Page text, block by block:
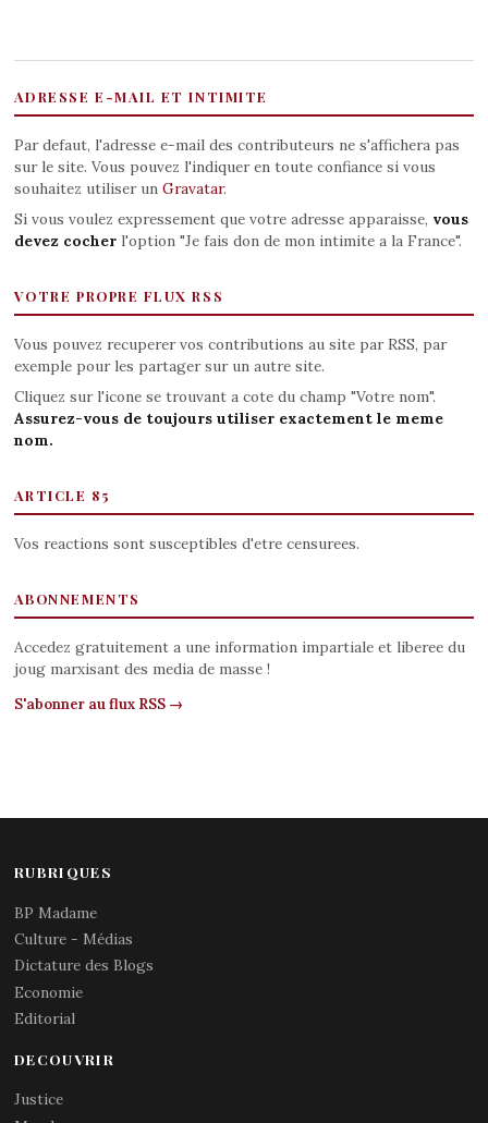
ADRESSE E-MAIL ET INTIMITE
Par defaut, l'adresse e-mail des contributeurs ne s'affichera pas
sur le site. Vous pouvez l'indiquer en toute confiance si vous
souhaitez utiliser un Gravatar.
Si vous voulez expressement que votre adresse apparaisse, vous
devez cocherl'option "Je fais don de mon intimite a la France".
VOTRE PROPRE FLUX RSS
Vous pouvez recuperer vos contributions au site par RSS, par
exemple pour les partager sur un autre site.
Cliquez sur l'icone se trouvant a cote du champ "Votre nom".
Assurez-vous de toujours utiliser exactement le meme
nom.
ARTICLE 85
Vos reactions sont susceptibles d'etre censurees.
ABONNEMENTS
Accedez gratuitement a une information impartiale et liberee du
joug marxisant des media de masse !
S'abonner au flux RSS →
RUBRIQUES
BP Madame
Culture - Médias
Dictature des Blogs
Economie
Editorial
DECOUVRIR
Justice